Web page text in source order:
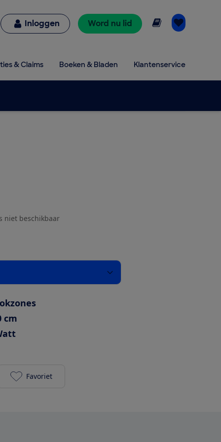
Inloggen Word nu lid Online lezen
& Claims Boeken & Bladen Klantenservice
niet beschikbaar
cm
AEG IKE6445SFB toevoegen aan je favorieten
Favoriet